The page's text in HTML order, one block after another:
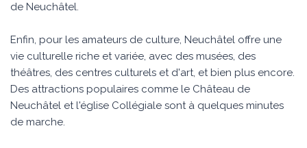
de Neuchâtel.
Enfin, pour les amateurs de culture, Neuchâtel offre une
vie culturelle riche et variée, avec des musées, des
théâtres, des centres culturels et d'art, et bien plus encore.
Des attractions populaires comme le Château de
Neuchâtel et l'église Collégiale sont à quelques minutes
de marche.